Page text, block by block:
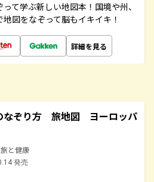
て学ぶ新しい地図本！国境や州、
図をなぞって脳もイキイキ！
詳細を見る
なぞり方 旅地図 ヨーロッパ
と健康
発売